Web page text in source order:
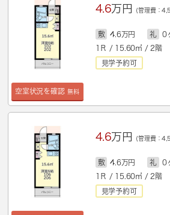
空室状況を確認 無料
4.6万円 (管理費：
敷 4.6万円 礼
0
1Ｒ / 15.60㎡ / 2階
見学予約可
4.6 万円 (管理費：
敷 4.6万円 礼
0
1Ｒ / 15.60㎡ / 2階
見学予約可